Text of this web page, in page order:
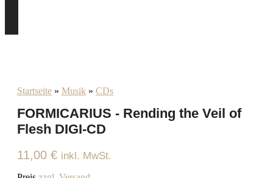
Startseite » Musik » CDs
FORMICARIUS - Rending the Veil of
Flesh DIGI-CD
11,00 € inkl. MwSt.